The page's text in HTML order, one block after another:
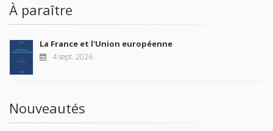
À paraître
La France et l'Union européenne
4 sept. 2026
Nouveautés